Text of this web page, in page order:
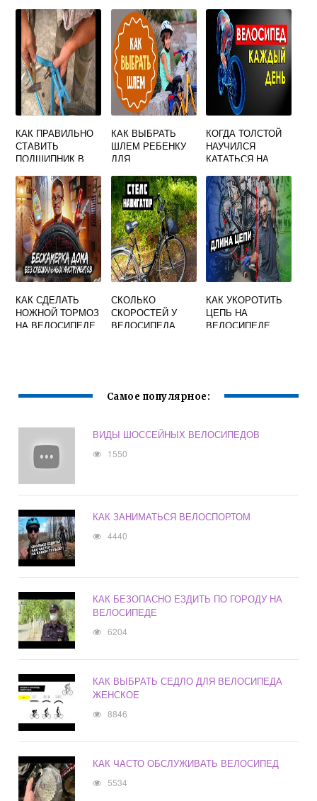
ВЕЛОСИПЕДЕ
ОСЕНЬЮ
КАК ПРАВИЛЬНО
СТАВИТЬ
ПОДШИПНИК В
ВЕЛОСИПЕДА
КАК ВЫБРАТЬ
ШЛЕМ РЕБЕНКУ
ДЛЯ
КОГДА ТОЛСТОЙ
НАУЧИЛСЯ
КАТАТЬСЯ НА
КАК СДЕЛАТЬ
НОЖНОЙ ТОРМОЗ
НА ВЕЛОСИПЕДЕ
СКОЛЬКО
СКОРОСТЕЙ У
ВЕЛОСИПЕДА
КАК УКОРОТИТЬ
ЦЕПЬ НА
ВЕЛОСИПЕДЕ
Самое популярное:
ВИДЫ ШОССЕЙНЫХ ВЕЛОСИПЕДОВ
1550
КАК ЗАНИМАТЬСЯ ВЕЛОСПОРТОМ
4440
КАК БЕЗОПАСНО ЕЗДИТЬ ПО ГОРОДУ НА
ВЕЛОСИПЕДЕ
6204
КАК ВЫБРАТЬ СЕДЛО ДЛЯ ВЕЛОСИПЕДА
ЖЕНСКОЕ
8846
КАК ЧАСТО ОБСЛУЖИВАТЬ ВЕЛОСИПЕД
5534